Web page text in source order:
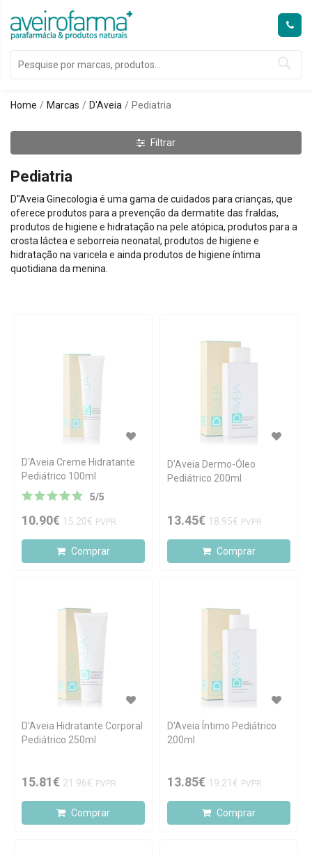
Home Marcas D'Aveia Pediatria
Filtrar
Pediatria
D''Aveia Ginecologia é uma gama de cuidados para crianças, que
oferece produtos para a prevenção da dermatite das fraldas,
produtos de higiene e hidratação na pele atópica, produtos para a
crosta láctea e seborreia neonatal, produtos de higiene e
hidratação na varicela e ainda produtos de higiene íntima
quotidiana da menina.
D'Aveia Creme Hidratante
Pediátrico 100ml
5/5
10.90€ 15.20€ PVPR
Comprar
D'Aveia Dermo-Óleo
Pediátrico 200ml
13.45€ 18.95€ PVPR
Comprar
D'Aveia Hidratante Corporal
Pediátrico 250ml
15.81€ 21.96€ PVPR
Comprar
D'Aveia Íntimo Pediátrico
200ml
13.85€ 19.21€ PVPR
Comprar